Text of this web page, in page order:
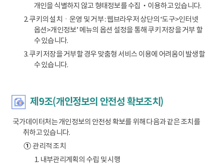
개인을 식별하지 않고 형태정보를 수집‧이용하고 있습니다.
2. 쿠키의 설치ㆍ운영 및 거부 : 웹브라우저 상단의 ‘도구>인터넷
옵션>개인정보’ 메뉴의 옵션 설정을 통해 쿠키 저장을 거부 할
수 있습니다.
3. 쿠키 저장을 거부할 경우 맞춤형 서비스 이용에 어려움이 발생할
수 있습니다.
제9조(개인정보의 안전성 확보조치)
국가데이터처는 개인정보의 안전성 확보를 위해 다음과 같은 조치를
취하고 있습니다.
①관리적 조치
1. 내부관리계획의 수립 및 시행